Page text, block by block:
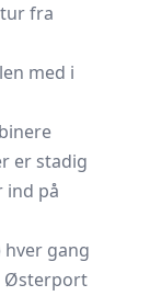
fra
med i
er stadig
ind på
gang
Østerport